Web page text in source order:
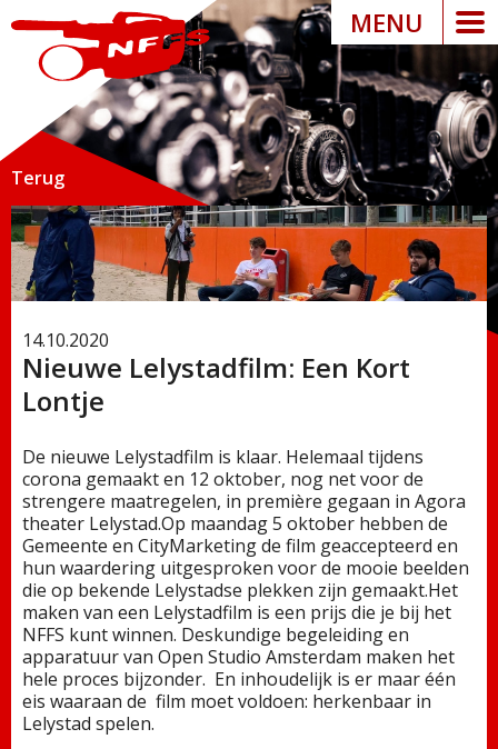
MENU
Terug
14.10.2020
Nieuwe Lelystadfilm: Een Kort
Lontje
De nieuwe Lelystadfilm is klaar. Helemaal tijdens
corona gemaakt en 12 oktober, nog net voor de
strengere maatregelen, in première gegaan in Agora
theater Lelystad.Op maandag 5 oktober hebben de
Gemeente en CityMarketing de film geaccepteerd en
hun waardering uitgesproken voor de mooie beelden
die op bekende Lelystadse plekken zijn gemaakt.Het
maken van een Lelystadfilm is een prijs die je bij het
NFFS kunt winnen. Deskundige begeleiding en
apparatuur van Open Studio Amsterdam maken het
hele proces bijzonder. En inhoudelijk is er maar één
eis waaraan de film moet voldoen: herkenbaar in
Lelystad spelen.